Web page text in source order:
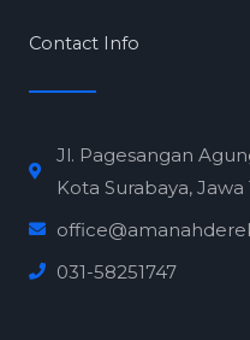
Contact Info
Jl. Pagesangan
Kota Surabaya,
031-58251747